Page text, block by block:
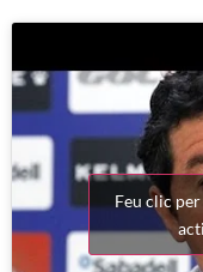
Feu clic